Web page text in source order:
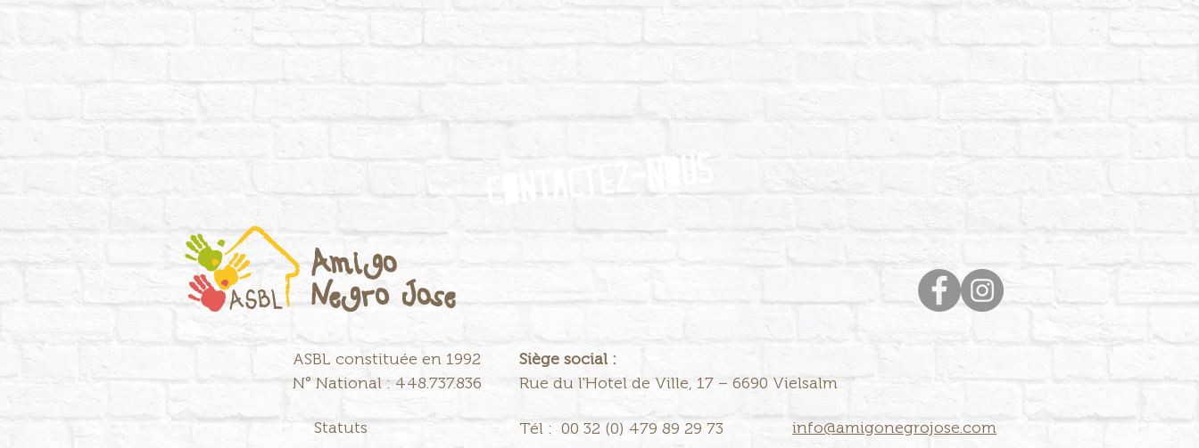
Contactez-nous
ASBL constituée en 1992
N° National : 448.737.836
Statuts
Siège social :
Rue du l'Hotel de Ville, 17 – 6690 Vielsalm
Tél : 00 32 (0) 479 89 29 73 info@amigonegrojose.com